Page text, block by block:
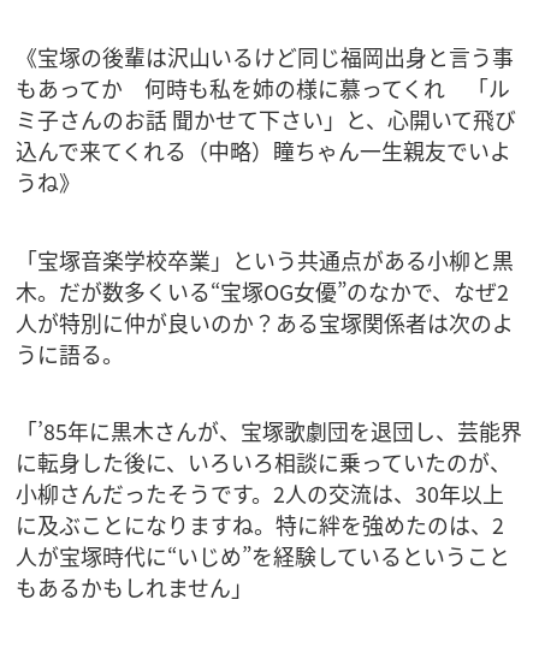
《宝塚の後輩は沢山いるけど同じ福岡出身と言う事
もあってか 何時も私を姉の様に慕ってくれ 「ル
ミ子さんのお話 聞かせて下さい」と、心開いて飛び
込んで来てくれる（中略）瞳ちゃん一生親友でいよ
うね》
「宝塚音楽学校卒業」という共通点がある小柳と黒
木。だが数多くいる“宝塚OG女優”のなかで、なぜ2
人が特別に仲が良いのか？ある宝塚関係者は次のよ
うに語る。
「’85年に黒木さんが、宝塚歌劇団を退団し、芸能界
に転身した後に、いろいろ相談に乗っていたのが、
小柳さんだったそうです。2人の交流は、30年以上
に及ぶことになりますね。特に絆を強めたのは、2
人が宝塚時代に“いじめ”を経験しているということ
もあるかもしれません」